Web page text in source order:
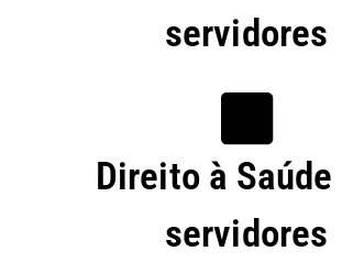
servidores
Direito à Saúde
servidores